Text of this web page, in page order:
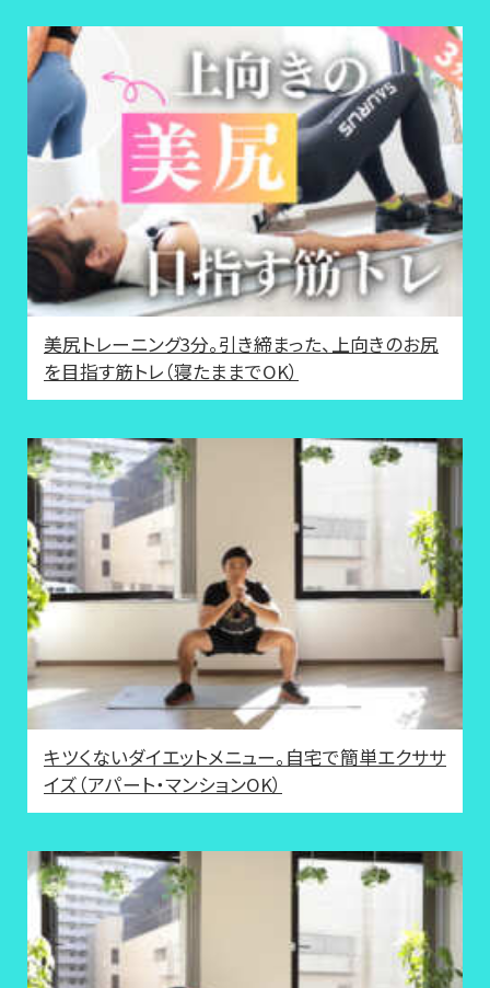
美尻トレーニング3分。引き締まった、上向きのお尻
を目指す筋トレ（寝たままでOK）
キツくないダイエットメニュー。自宅で簡単エクササ
イズ（アパート・マンションOK）